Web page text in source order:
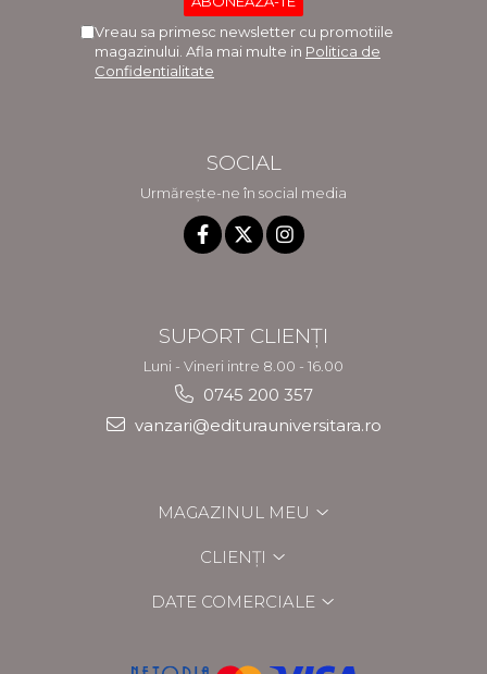
Vreau sa primesc newsletter cu promotiile
magazinului. Afla mai multe in Politica de
Confidentialitate
SOCIAL
Urmărește-ne în social media
SUPORT CLIENȚI
Luni - Vineri intre 8.00 - 16.00
0745 200 357
vanzari@editurauniversitara.ro
MAGAZINUL MEU
CLIENȚI
DATE COMERCIALE